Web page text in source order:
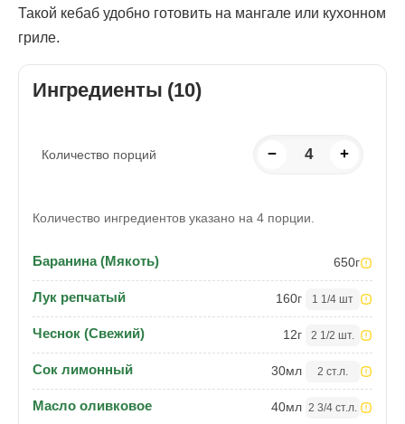
Такой кебаб удобно готовить на мангале или кухонном
гриле.
Ингредиенты (10)
Количество порций − 4 +
Количество ингредиентов указано на 4 порции.
Баранина (Мякоть) 650г
Лук репчатый 160г 1 1/4 шт
Чеснок (Свежий) 12г 2 1/2 шт.
Сок лимонный 30мл 2 ст.л.
Масло оливковое 40мл 2 3/4 ст.л.